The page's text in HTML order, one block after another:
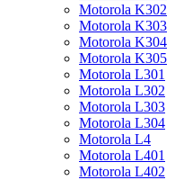
Motorola K302
Motorola K303
Motorola K304
Motorola K305
Motorola L301
Motorola L302
Motorola L303
Motorola L304
Motorola L4
Motorola L401
Motorola L402